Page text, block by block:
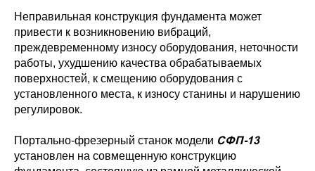
Неправильная конструкция фундамента может
привести к возникновению вибраций,
преждевременному износу оборудования, неточности
работы, ухудшению качества обрабатываемых
поверхностей, к смещению оборудования с
установленного места, к износу станины и нарушению
регулировок.
Портально-фрезерный станок модели СФП-13
установлен на совмещенную конструкцию